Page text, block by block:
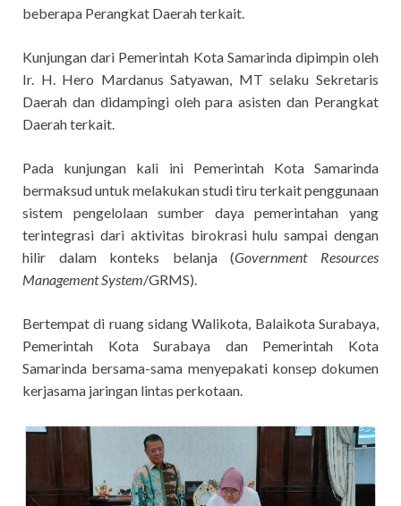
beberapa Perangkat Daerah terkait.
Kunjungan dari Pemerintah Kota Samarinda dipimpin oleh
Ir. H. Hero Mardanus Satyawan, MT selaku Sekretaris
Daerah dan didampingi oleh para asisten dan Perangkat
Daerah terkait.
Pada kunjungan kali ini Pemerintah Kota Samarinda
bermaksud untuk melakukan studi tiru terkait penggunaan
sistem pengelolaan sumber daya pemerintahan yang
terintegrasi dari aktivitas birokrasi hulu sampai dengan
hilir dalam konteks belanja (Government Resources
Management System/GRMS).
Bertempat di ruang sidang Walikota, Balaikota Surabaya,
Pemerintah Kota Surabaya dan Pemerintah Kota
Samarinda bersama-sama menyepakati konsep dokumen
kerjasama jaringan lintas perkotaan.